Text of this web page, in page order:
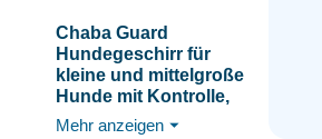
Chaba Guard
Hundegeschirr für
kleine und mittelgroße
Hunde mit Kontrolle,
Anti-Zug & Würgen,
Mehr anzeigen ⏷